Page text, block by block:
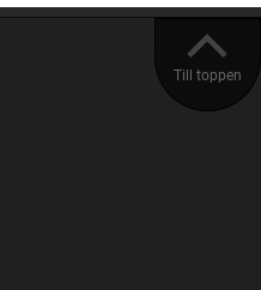
Till toppen